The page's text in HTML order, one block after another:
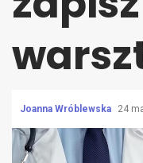
Joanna Wróblewska 24